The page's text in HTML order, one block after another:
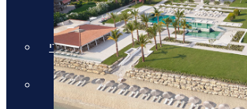
וקפריסין
חבילות נופש לאתונה בחגי תשרי
חבילות לקפריסין